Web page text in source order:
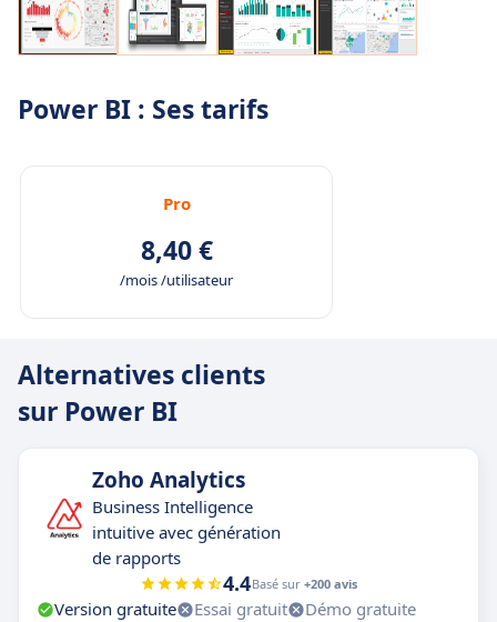
Power BI : Ses tarifs
Pro
8,40 €
/mois /utilisateur
Alternatives clients
sur Power BI
Zoho Analytics
Business Intelligence
intuitive avec génération
de rapports
4.4Basé sur +200 avis
Version gratuite Essai gratuit
Démo gratuite